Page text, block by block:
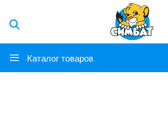
Каталог товаров